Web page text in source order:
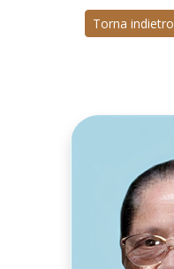
Torna indietro